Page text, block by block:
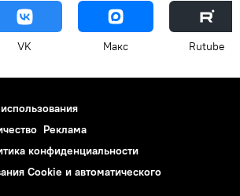
VK Макс Rutube
Реклама
конфиденциальности
Cookie и автоматического